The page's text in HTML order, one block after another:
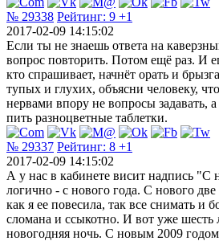
№ 29338 Рейтинг: 9 +1
2017-02-09 14:15:02
Если ты не знаешь ответа на
вопрос повторить. Потом ещё раз. И
кто спрашивает, начнёт орать и
тупых и глухих, объясни человеку,
нервами впору не вопросы задавать,
пить разноцветные таблетки.
№ 29337 Рейтинг: 8 +1
2017-02-09 14:15:02
А у нас в кабинете висит надпись
логично - с нового года. С нового две
как я ее повесила, так все снимать и
сломана и ссыкотно. И вот уже шесть
новогодняя ночь. С новым 2009